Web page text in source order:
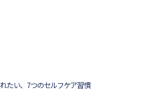
たい、7つのセルフケア習慣